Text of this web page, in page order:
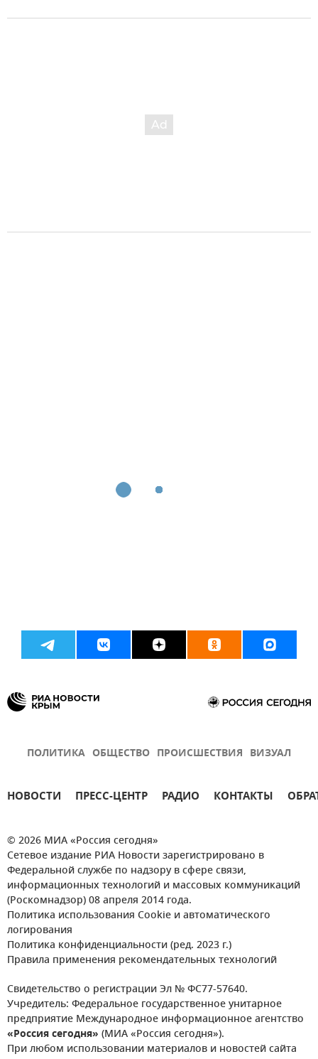
ПОЛИТИКА ОБЩЕСТВО ПРОИСШЕСТВИЯ ВИЗУАЛ
НОВОСТИ ПРЕСС-ЦЕНТР РАДИО КОНТАКТЫ
© 2026 МИА «Россия сегодня»
Сетевое издание РИА Новости зарегистрировано в
Федеральной службе по надзору в сфере связи,
информационных технологий и массовых коммуникаций
(Роскомнадзор) 08 апреля 2014 года.
Политика использования Cookie и автоматического
логирования
Политика конфиденциальности (ред. 2023 г.)
Правила применения рекомендательных технологий
Свидетельство о регистрации Эл № ФС77-57640.
Учредитель: Федеральное государственное унитарное
предприятие Международное информационное агентство
«Россия сегодня» (МИА «Россия сегодня»).
При любом использовании материалов и новостей сайта